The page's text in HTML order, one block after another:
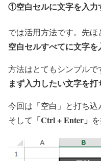
①空白セルに文字を入力
では活用方法です。先ほ
空白セルすべてに文字を
方法はとてもシンプルで
まず入力したい文字を
今回は「空白」と打ち込
そして 「Ctrl + Enter」